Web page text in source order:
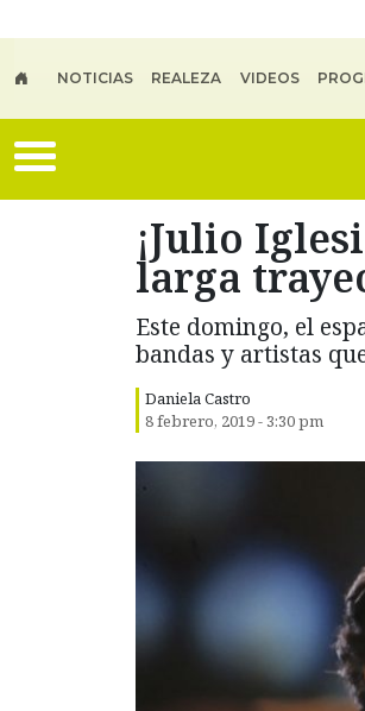
NOTICIAS REALEZA VIDEOS
¡Julio
larga
Este domingo, el
bandas y artistas
Daniela Castro
8 febrero, 2019 - 3:30 pm